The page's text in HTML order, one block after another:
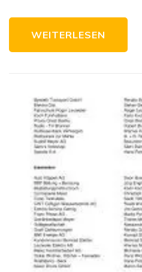
WEITERLESEN